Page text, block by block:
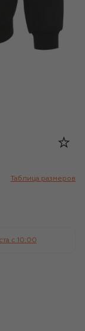
Таблица размеров
c 10:00